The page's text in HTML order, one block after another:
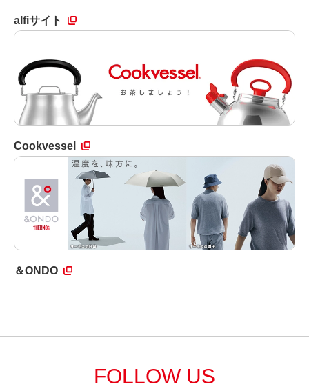
alfiサイト
Cookvessel
＆ONDO
FOLLOW US